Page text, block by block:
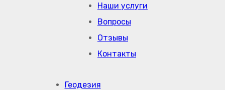
Наши услуги
Вопросы
Отзывы
Контакты
Геодезия